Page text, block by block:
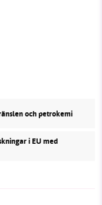
och petrokemi
i EU med